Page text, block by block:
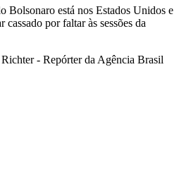
Bolsonaro está nos Estados Unidos e
por faltar às sessões da
- Repórter da Agência Brasil